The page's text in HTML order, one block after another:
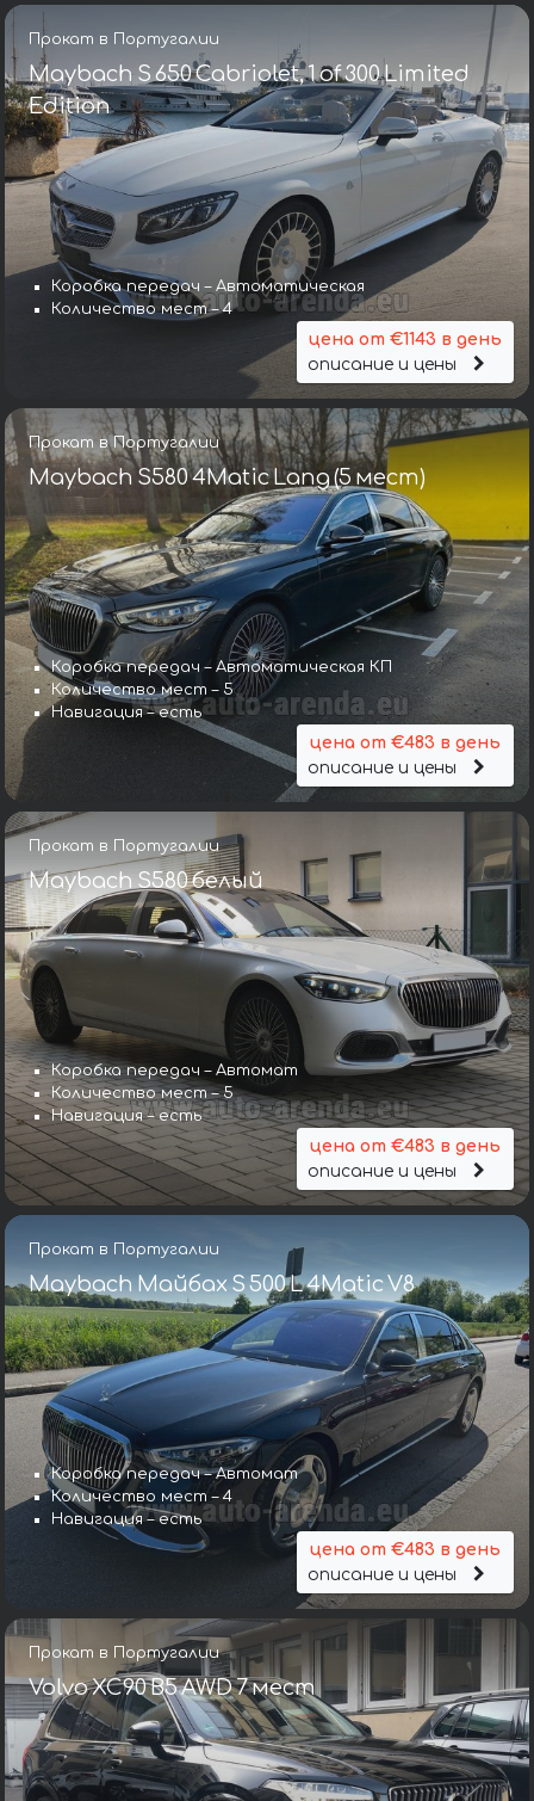
Прокат в Португалии
Maybach S 650 Cabriolet, 1 of 300 Limited
Edition
Коробка передач – Автоматическая
Количество мест – 4
цена от €1143 в день
описание и цены
Прокат в Португалии
Maybach S580 4Matic Lang (5 мест)
Коробка передач – Автоматическая КП
Количество мест – 5
Навигация – есть
цена от €483 в день
описание и цены
Прокат в Португалии
Maybach S580 белый
Коробка передач – Автомат
Количество мест – 5
Навигация – есть
цена от €483 в день
описание и цены
Прокат в Португалии
Maybach Майбах S 500 L 4Matic V8
Коробка передач – Автомат
Количество мест – 4
Навигация – есть
цена от €483 в день
описание и цены
Прокат в Португалии
Volvo XC90 B5 AWD 7 мест